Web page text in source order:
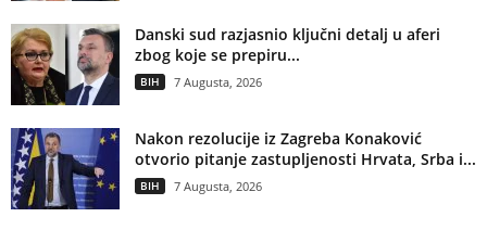
Danski sud razjasnio ključni detalj u aferi
zbog koje se prepiru...
BIH 7 Augusta, 2026
Nakon rezolucije iz Zagreba Konaković
otvorio pitanje zastupljenosti Hrvata, Srba i...
BIH 7 Augusta, 2026